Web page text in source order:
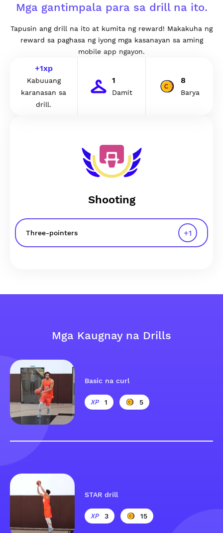
Mga gantimpala para sa drill na ito.
Tapusin ang drill na ito at kumita ng reward! Makakuha ng
reward sa paghasa ng iyong mga kasanayan sa aming
mobile app ngayon.
+1xp
Kabuuang
karanasan sa
drill.
1
Damit
8
Barya
Shooting
Three-pointers +1
Mga Kaugnay na Drills
Basic na curl
1 5
STAR drill
3 15